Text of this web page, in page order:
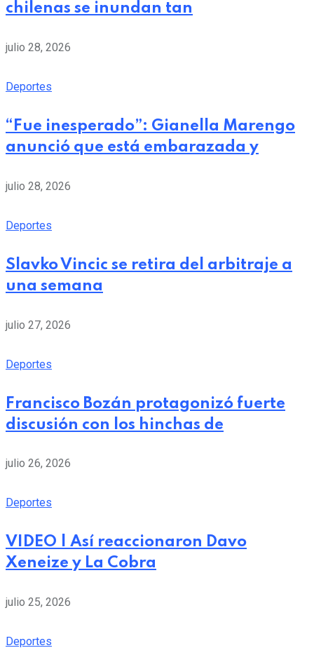
chilenas se inundan tan
julio 28, 2026
Deportes
“Fue inesperado”: Gianella Marengo
anunció que está embarazada y
julio 28, 2026
Deportes
Slavko Vincic se retira del arbitraje a
una semana
julio 27, 2026
Deportes
Francisco Bozán protagonizó fuerte
discusión con los hinchas de
julio 26, 2026
Deportes
VIDEO | Así reaccionaron Davo
Xeneize y La Cobra
julio 25, 2026
Deportes